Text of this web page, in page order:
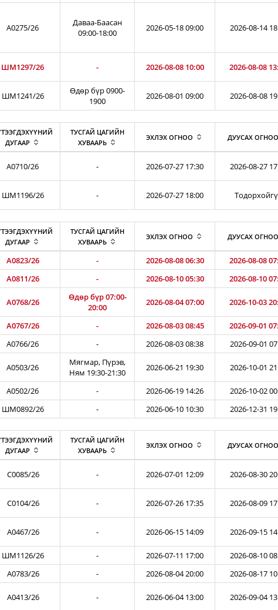
A0275/26
Даваа-Баасан
09:00-18:00
2026-05-18 09:00 2026-08-14
ШМ1297/26 - 2026-08-08 10:00 2026-08-08
ШМ1241/26
Өдөр бүр 0900-
1900
2026-08-01 09:00
2026-08-08
ДУГААР
ТУСГАЙ ЦАГИЙН
ХУВААРЬ
ЭХЛЭХ ОГНОО ДУУСАХ ОГНОО
A0710/26 - 2026-07-27 17:30 2026-08-27
ШМ1196/26 - 2026-07-27 18:00
ДУГААР
ТУСГАЙ ЦАГИЙН
ХУВААРЬ
ЭХЛЭХ ОГНОО ДУУСАХ ОГНОО
A0823/26 - 2026-08-08 06:30
2026-08-08
A0811/26 - 2026-08-10 05:30 2026-08-10
A0768/26
Өдөр бүр 07:00-
20:00
2026-08-04 07:00 2026-10-03
A0767/26 - 2026-08-03 08:45
2026-09-01
A0766/26 - 2026-08-03 08:38 2026-09-01
A0503/26
Мягмар, Пүрэв,
Ням 19:30-21:30
2026-06-21 19:30 2026-10-01
A0502/26 - 2026-06-19 14:26
2026-10-02
ШМ0892/26 - 2026-06-10 10:30
2026-12-31
ДУГААР
ТУСГАЙ ЦАГИЙН
ХУВААРЬ
ЭХЛЭХ ОГНОО ДУУСАХ ОГНОО
C0085/26 - 2026-07-01 12:09 2026-08-30
C0104/26 - 2026-07-26 17:35 2026-08-09
A0467/26 - 2026-06-15 14:09 2026-09-15
ШМ1126/26 - 2026-07-11 17:00
2026-08-10
A0783/26 - 2026-08-04 20:00 2026-08-17
A0413/26 - 2026-06-04 13:00 2026-09-04